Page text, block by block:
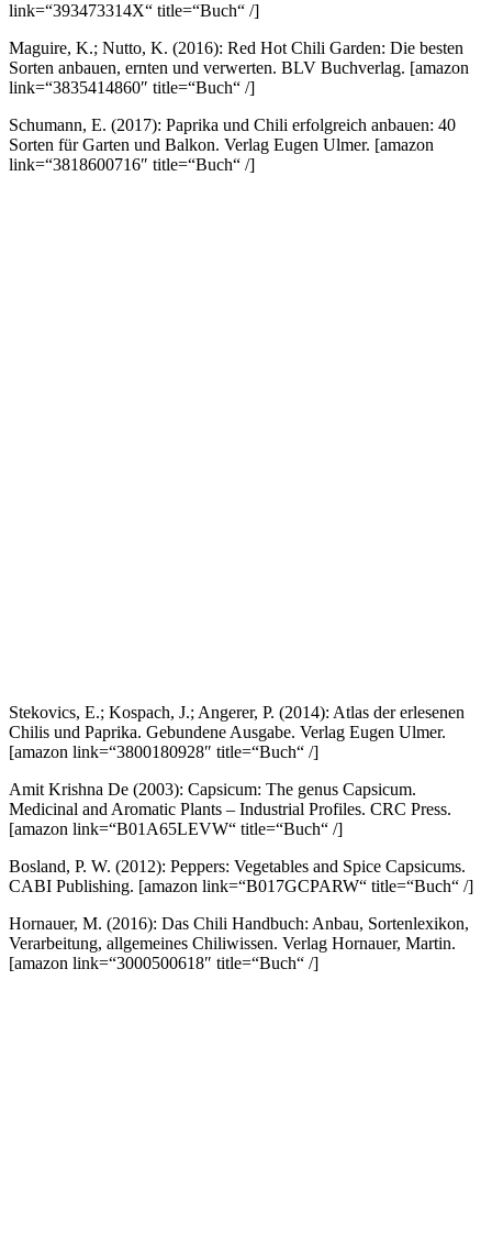
link=“393473314X“ title=“Buch“ /]
Maguire, K.; Nutto, K. (2016): Red Hot Chili Garden: Die besten
Sorten anbauen, ernten und verwerten. BLV Buchverlag. [amazon
link=“3835414860″ title=“Buch“ /]
Schumann, E. (2017): Paprika und Chili erfolgreich anbauen: 40
Sorten für Garten und Balkon. Verlag Eugen Ulmer. [amazon
link=“3818600716″ title=“Buch“ /]
Stekovics, E.; Kospach, J.; Angerer, P. (2014): Atlas der erlesenen
Chilis und Paprika. Gebundene Ausgabe. Verlag Eugen Ulmer.
[amazon link=“3800180928″ title=“Buch“ /]
Amit Krishna De (2003): Capsicum: The genus Capsicum.
Medicinal and Aromatic Plants – Industrial Profiles. CRC Press.
[amazon link=“B01A65LEVW“ title=“Buch“ /]
Bosland, P. W. (2012): Peppers: Vegetables and Spice Capsicums.
CABI Publishing. [amazon link=“B017GCPARW“ title=“Buch“ /]
Hornauer, M. (2016): Das Chili Handbuch: Anbau, Sortenlexikon,
Verarbeitung, allgemeines Chiliwissen. Verlag Hornauer, Martin.
[amazon link=“3000500618″ title=“Buch“ /]